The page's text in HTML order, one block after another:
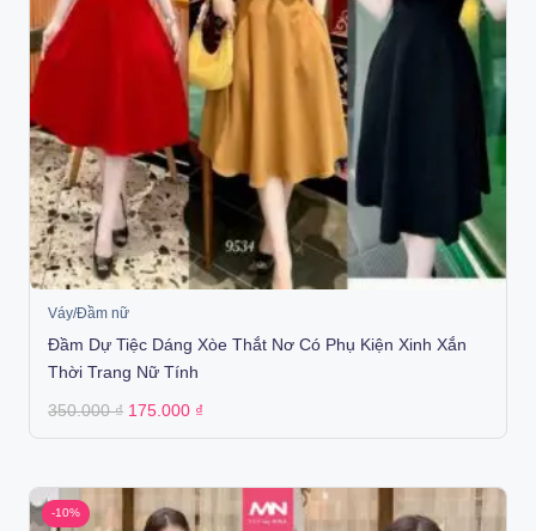
Váy/Đầm nữ
Đầm Dự Tiệc Dáng Xòe Thắt Nơ Có Phụ Kiện Xinh Xắn
Thời Trang Nữ Tính
350.000₫ Original
was:
175.000 ₫
is:
-10%